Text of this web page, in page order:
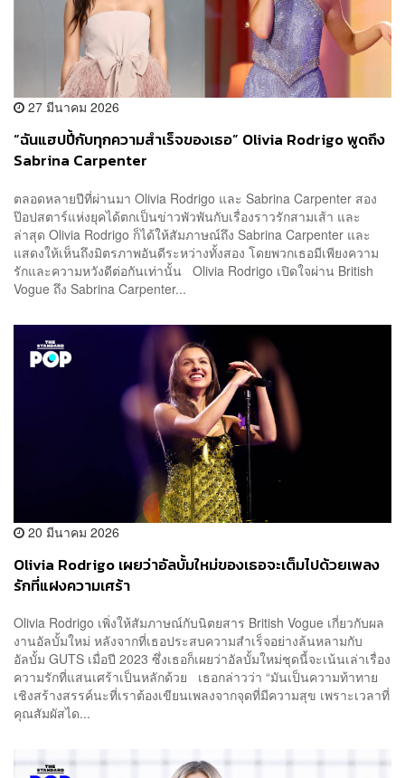
27 มีนาคม 2026
“ฉันแฮปปี้กับทุกความสำเร็จของเธอ” Olivia Rodrigo พูดถึง
Sabrina Carpenter
ตลอดหลายปีที่ผ่านมา Olivia Rodrigo และ Sabrina Carpenter สอง
ป๊อปสตาร์แห่งยุคได้ตกเป็นข่าวพัวพันกับเรื่องราวรักสามเส้า และ
ล่าสุด Olivia Rodrigo ก็ได้ให้สัมภาษณ์ถึง Sabrina Carpenter และ
แสดงให้เห็นถึงมิตรภาพอันดีระหว่างทั้งสอง โดยพวกเธอมีเพียงความ
รักและความหวังดีต่อกันเท่านั้น Olivia Rodrigo เปิดใจผ่าน British
Vogue ถึง Sabrina Carpenter...
20 มีนาคม 2026
Olivia Rodrigo เผยว่าอัลบั้มใหม่ของเธอจะเต็มไปด้วยเพลง
รักที่แฝงความเศร้า
Olivia Rodrigo เพิ่งให้สัมภาษณ์กับนิตยสาร British Vogue เกี่ยวกับผล
งานอัลบั้มใหม่ หลังจากที่เธอประสบความสำเร็จอย่างล้นหลามกับ
อัลบั้ม GUTS เมื่อปี 2023 ซึ่งเธอก็เผยว่าอัลบั้มใหม่ชุดนี้จะเน้นเล่าเรื่อง
ความรักที่แสนเศร้าเป็นหลักด้วย เธอกล่าวว่า “มันเป็นความท้าทาย
เชิงสร้างสรรค์นะที่เราต้องเขียนเพลงจากจุดที่มีความสุข เพราะเวลาที่
คุณสัมผัสได...